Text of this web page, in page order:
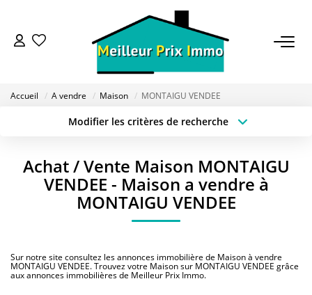
ACHETER
ESTIMER
FONDS DE COMMERCE
Accueil A vendre Maison MONTAIGU VENDEE
Modifier les critères de recherche
Sélectionnez...
Type de bien
Achat / Vente Maison MONTAIGU
VENDEE - Maison a vendre à
MONTAIGU VENDEE
Sur notre site consultez les annonces immobilière de Maison à vendre
MONTAIGU VENDEE. Trouvez votre Maison sur MONTAIGU VENDEE grâce
aux annonces immobilières de Meilleur Prix Immo.